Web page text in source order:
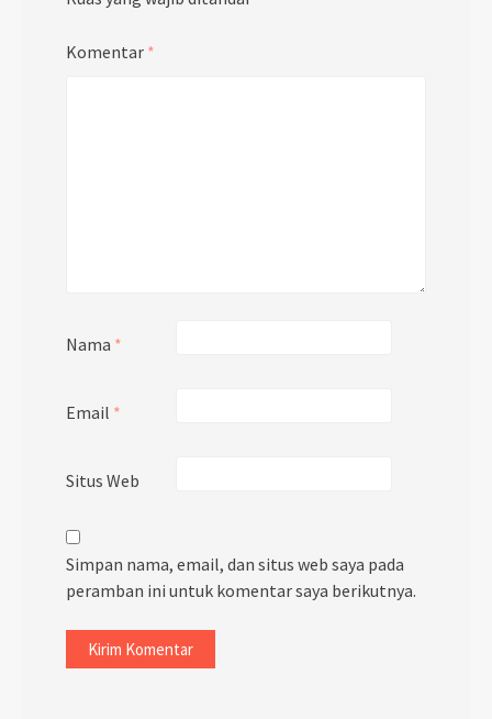
Komentar *
Nama *
Email *
Situs Web
Simpan nama, email, dan situs web saya pada
peramban ini untuk komentar saya berikutnya.